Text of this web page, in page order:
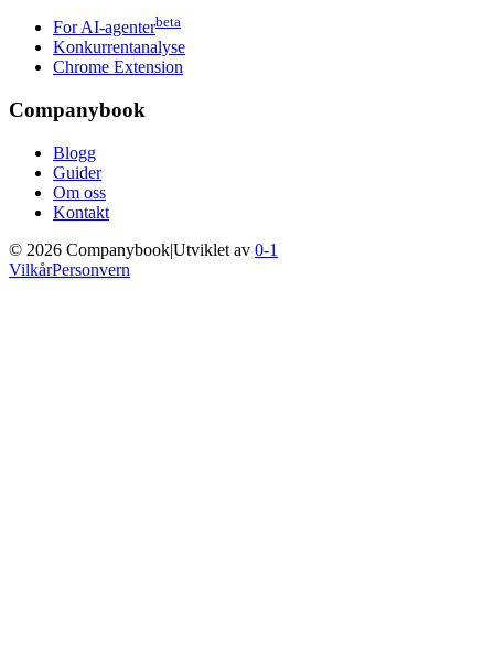
For AI-agenterbeta
Konkurrentanalyse
Chrome Extension
Companybook
Blogg
Guider
Om oss
Kontakt
© 2026 Companybook|Utviklet av 0-1
VilkårPersonvern